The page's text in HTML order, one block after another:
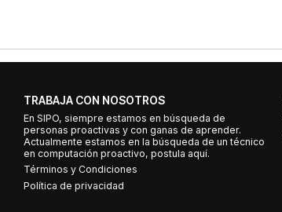
TRABAJA CON NOSOTROS
En SIPO, siempre estamos en búsqueda de
personas proactivas y con ganas de aprender.
Actualmente estamos en la búsqueda de un técnico
en computación proactivo, postula aquí.
Términos y Condiciones
Política de privacidad